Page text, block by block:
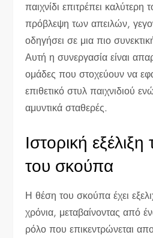
παιχνίδι επιτρέπει καλύτερη
πρόβλεψη των απειλών,
οδηγήσει σε μια πιο
Αυτή η συνεργασία είναι
ομάδες που στοχεύουν να
επιθετικό στυλ παιχνιδιού
αμυντικά σταθερές.
Ιστορική
του σκούπα
Η θέση του σκούπα έχει
χρόνια, μεταβαίνοντας από
ρόλο που επικεντρώνεται